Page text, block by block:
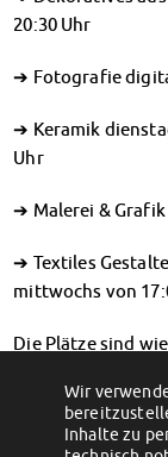
MensaFeedback
Wohnen
Wohnheime in
Dokumente
Soziales &
Sozialberatung
20:30 Uhr
➔ Fotografie
➔ Keramik
Uhr
➔ Malerei & Grafik
➔ Textiles
mittwochs von
Die Plätze sind
MobileWir
Inhalte zu